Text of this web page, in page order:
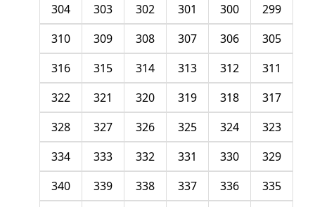
299
300
301
302
303
304
305
306
307
308
309
310
311
312
313
314
315
316
317
318
319
320
321
322
323
324
325
326
327
328
329
330
331
332
333
334
335
336
337
338
339
340